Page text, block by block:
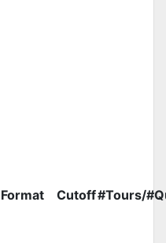
Format Cutoff#Tours/